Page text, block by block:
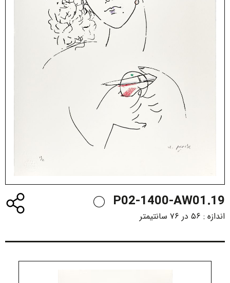
P02-1400-AW01.19
اندازه : ۵۶ در ۷۶ سانتیمتر